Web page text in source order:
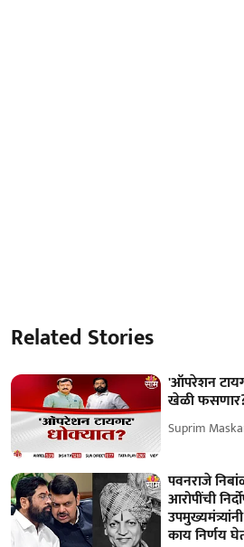
Related Stories
'ऑपरेशन
खेळी
Suprim
पवनराजे
आरोपींची
काय निर्णय